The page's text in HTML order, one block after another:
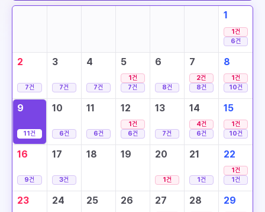
1
1건
6건
2
7건
3
7건
4
7건
5
1건
7건
6
8건
7
2건
8건
8
1건
10건
9
11건
10
6건
11
6건
12
1건
6건
13
7건
14
4건
6건
15
1건
10건
16
9건
17
3건
18 19 20
1건
21
1건
22
1건
1건
23 24 25 26 27 28 29